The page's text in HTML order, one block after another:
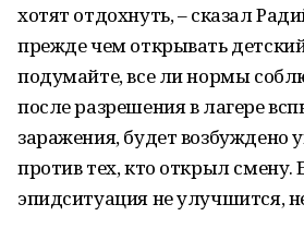
хотят отдохнуть, – сказал
прежде чем открывать
подумайте, все ли нормы
после разрешения в лагере
заражения, будет возбуждено
против тех, кто открыл смену.
эпидситуация не улучшится,